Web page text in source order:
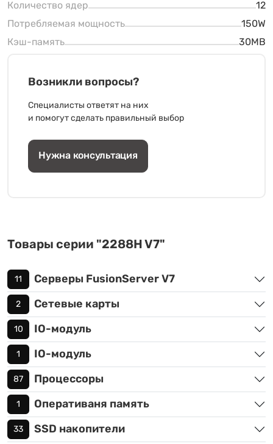
Количество ядер
12
Потребляемая мощность
150W
Кэш-память
30MB
Возникли вопросы?
Специалисты ответят на них
и помогут сделать правильный выбор
Нужна консультация
Товары серии "2288H V7"
11 Серверы FusionServer V7
2 Сетевые карты
10 IO-модуль
1 IO-модуль
87 Процессоры
1 Оперативаня память
33 SSD накопители